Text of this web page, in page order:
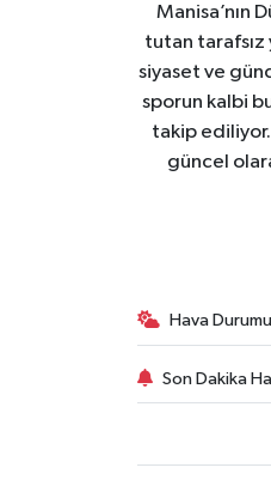
Manisa’nın
tutan tarafsız
siyaset ve
sporun kalbi
takip
güncel
Hava Durumu
Son Dakika